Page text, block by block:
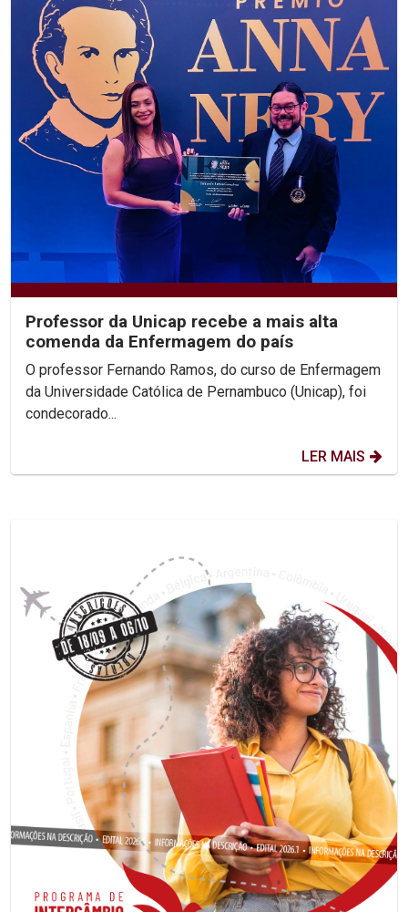
Professor da Unicap recebe a mais alta
comenda da Enfermagem do país
O professor Fernando Ramos, do curso de Enfermagem
da Universidade Católica de Pernambuco (Unicap), foi
condecorado...
LER MAIS